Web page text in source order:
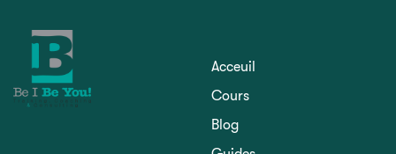
Acceuil
Cours
Blog